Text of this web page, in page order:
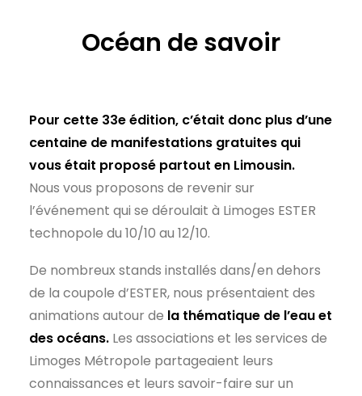
Océan de savoir
Pour cette 33e édition, c’était donc plus d’une
centaine de manifestations gratuites qui
vous était proposé partout en Limousin.
Nous vous proposons de revenir sur
l’événement qui se déroulait à Limoges ESTER
technopole du 10/10 au 12/10.
De nombreux stands installés dans/en dehors
de la coupole d’ESTER, nous présentaient des
animations autour de la thématique de l’eau et
des océans. Les associations et les services de
Limoges Métropole partageaient leurs
connaissances et leurs savoir-faire sur un